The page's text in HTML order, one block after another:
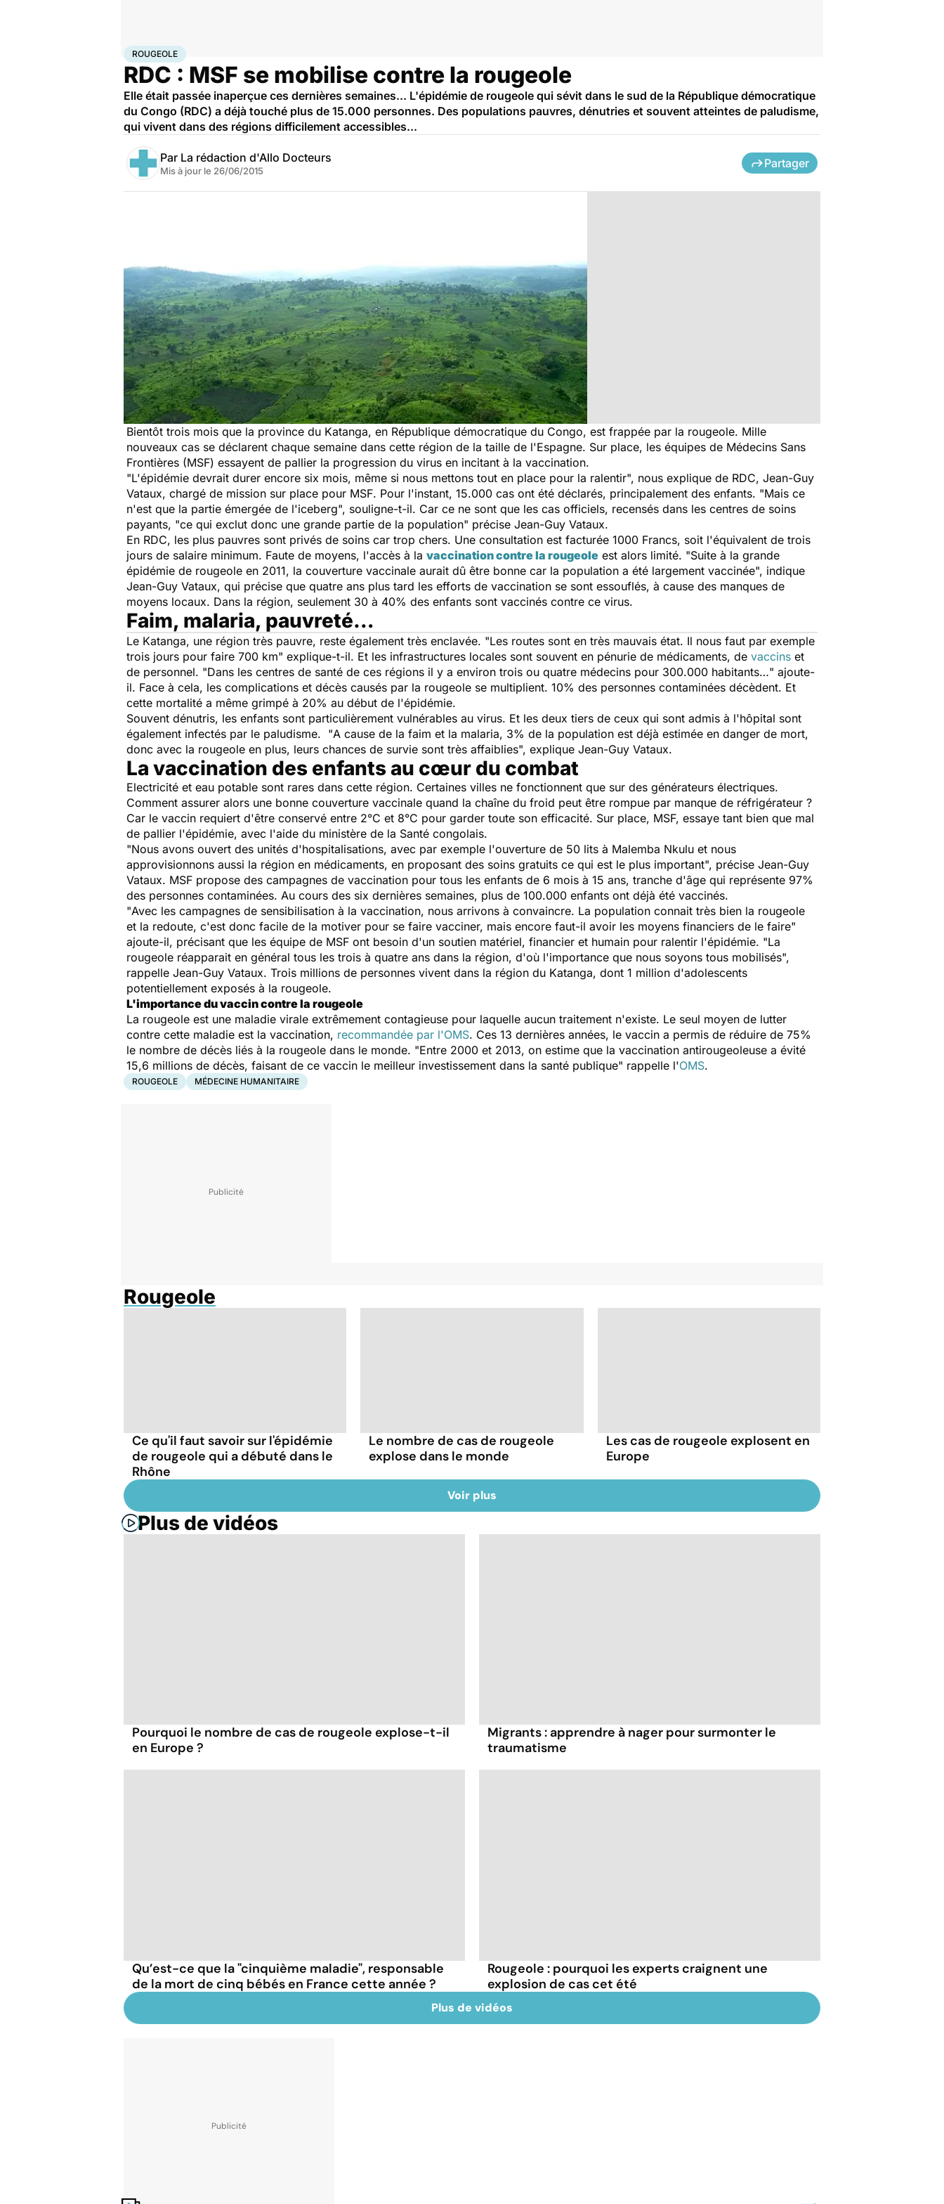
AccueilSantéRougeole
ROUGEOLE
RDC : MSF se mobilise contre la rougeole
Elle était passée inaperçue ces dernières semaines... L'épidémie de rougeole qui sévit dans le sud de la République démocratique
du Congo (RDC) a déjà touché plus de 15.000 personnes. Des populations pauvres, dénutries et souvent atteintes de paludisme,
qui vivent dans des régions difficilement accessibles...
Par La rédaction d'Allo Docteurs
Mis à jour le 26/06/2015
Partager
Bientôt trois mois que la province du Katanga, en République démocratique du Congo, est frappée par la rougeole. Mille
nouveaux cas se déclarent chaque semaine dans cette région de la taille de l'Espagne. Sur place, les équipes de Médecins Sans
Frontières (MSF) essayent de pallier la progression du virus en incitant à la vaccination.
"L'épidémie devrait durer encore six mois, même si nous mettons tout en place pour la ralentir", nous explique de RDC, Jean-Guy
Vataux, chargé de mission sur place pour MSF. Pour l'instant, 15.000 cas ont été déclarés, principalement des enfants. "Mais ce
n'est que la partie émergée de l'iceberg", souligne-t-il. Car ce ne sont que les cas officiels, recensés dans les centres de soins
payants, "ce qui exclut donc une grande partie de la population" précise Jean-Guy Vataux.
En RDC, les plus pauvres sont privés de soins car trop chers. Une consultation est facturée 1000 Francs, soit l'équivalent de trois
jours de salaire minimum. Faute de moyens, l'accès à la vaccination contre la rougeole est alors limité. "Suite à la grande
épidémie de rougeole en 2011, la couverture vaccinale aurait dû être bonne car la population a été largement vaccinée", indique
Jean-Guy Vataux, qui précise que quatre ans plus tard les efforts de vaccination se sont essouflés, à cause des manques de
moyens locaux. Dans la région, seulement 30 à 40% des enfants sont vaccinés contre ce virus.
Faim, malaria, pauvreté…
Le Katanga, une région très pauvre, reste également très enclavée. "Les routes sont en très mauvais état. Il nous faut par exemple
trois jours pour faire 700 km" explique-t-il. Et les infrastructures locales sont souvent en pénurie de médicaments, de vaccins et
de personnel. "Dans les centres de santé de ces régions il y a environ trois ou quatre médecins pour 300.000 habitants…" ajoute-
il. Face à cela, les complications et décès causés par la rougeole se multiplient. 10% des personnes contaminées décèdent. Et
cette mortalité a même grimpé à 20% au début de l'épidémie.
Souvent dénutris, les enfants sont particulièrement vulnérables au virus. Et les deux tiers de ceux qui sont admis à l'hôpital sont
également infectés par le paludisme. "A cause de la faim et la malaria, 3% de la population est déjà estimée en danger de mort,
donc avec la rougeole en plus, leurs chances de survie sont très affaiblies", explique Jean-Guy Vataux.
La vaccination des enfants au cœur du combat
Electricité et eau potable sont rares dans cette région. Certaines villes ne fonctionnent que sur des générateurs électriques.
Comment assurer alors une bonne couverture vaccinale quand la chaîne du froid peut être rompue par manque de réfrigérateur ?
Car le vaccin requiert d'être conservé entre 2°C et 8°C pour garder toute son efficacité. Sur place, MSF, essaye tant bien que mal
de pallier l'épidémie, avec l'aide du ministère de la Santé congolais.
"Nous avons ouvert des unités d'hospitalisations, avec par exemple l'ouverture de 50 lits à Malemba Nkulu et nous
approvisionnons aussi la région en médicaments, en proposant des soins gratuits ce qui est le plus important", précise Jean-Guy
Vataux. MSF propose des campagnes de vaccination pour tous les enfants de 6 mois à 15 ans, tranche d'âge qui représente 97%
des personnes contaminées. Au cours des six dernières semaines, plus de 100.000 enfants ont déjà été vaccinés.
"Avec les campagnes de sensibilisation à la vaccination, nous arrivons à convaincre. La population connait très bien la rougeole
et la redoute, c'est donc facile de la motiver pour se faire vacciner, mais encore faut-il avoir les moyens financiers de le faire"
ajoute-il, précisant que les équipe de MSF ont besoin d'un soutien matériel, financier et humain pour ralentir l'épidémie. "La
rougeole réapparait en général tous les trois à quatre ans dans la région, d'où l'importance que nous soyons tous mobilisés",
rappelle Jean-Guy Vataux. Trois millions de personnes vivent dans la région du Katanga, dont 1 million d'adolescents
potentiellement exposés à la rougeole.
L'importance du vaccin contre la rougeole
La rougeole est une maladie virale extrêmement contagieuse pour laquelle aucun traitement n'existe. Le seul moyen de lutter
contre cette maladie est la vaccination, recommandée par l'OMS. Ces 13 dernières années, le vaccin a permis de réduire de 75%
le nombre de décès liés à la rougeole dans le monde. "Entre 2000 et 2013, on estime que la vaccination antirougeoleuse a évité
15,6 millions de décès, faisant de ce vaccin le meilleur investissement dans la santé publique" rappelle l'OMS.
ROUGEOLE MÉDECINE HUMANITAIRE
Rougeole
Ce qu'il faut savoir sur l'épidémie
de rougeole qui a débuté dans le
Rhône
Le nombre de cas de rougeole
explose dans le monde
Les cas de rougeole explosent en
Europe
Voir plus
Plus de vidéos
Pourquoi le nombre de cas de rougeole explose-t-il
en Europe ?
Migrants : apprendre à nager pour surmonter le
traumatisme
Qu’est-ce que la "cinquième maladie", responsable
de la mort de cinq bébés en France cette année ?
Rougeole : pourquoi les experts craignent une
explosion de cas cet été
Plus de vidéos